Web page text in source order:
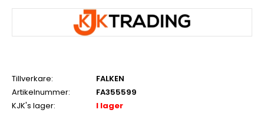
Tillverkare:
FALKEN
Artikelnummer:
FA355599
KJK's lager:
I lager